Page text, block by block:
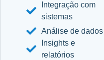
Integração com
sistemas
Análise de dados
Insights e
relatórios